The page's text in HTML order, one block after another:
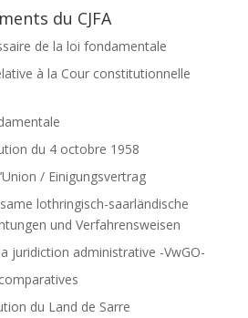
du CJFA
de la loi fondamentale
à la Cour constitutionnelle
du 4 octobre 1958
/ Einigungsvertrag
lothringisch-saarländische
und Verfahrensweisen
juridiction administrative -VwGO-
du Land de Sarre